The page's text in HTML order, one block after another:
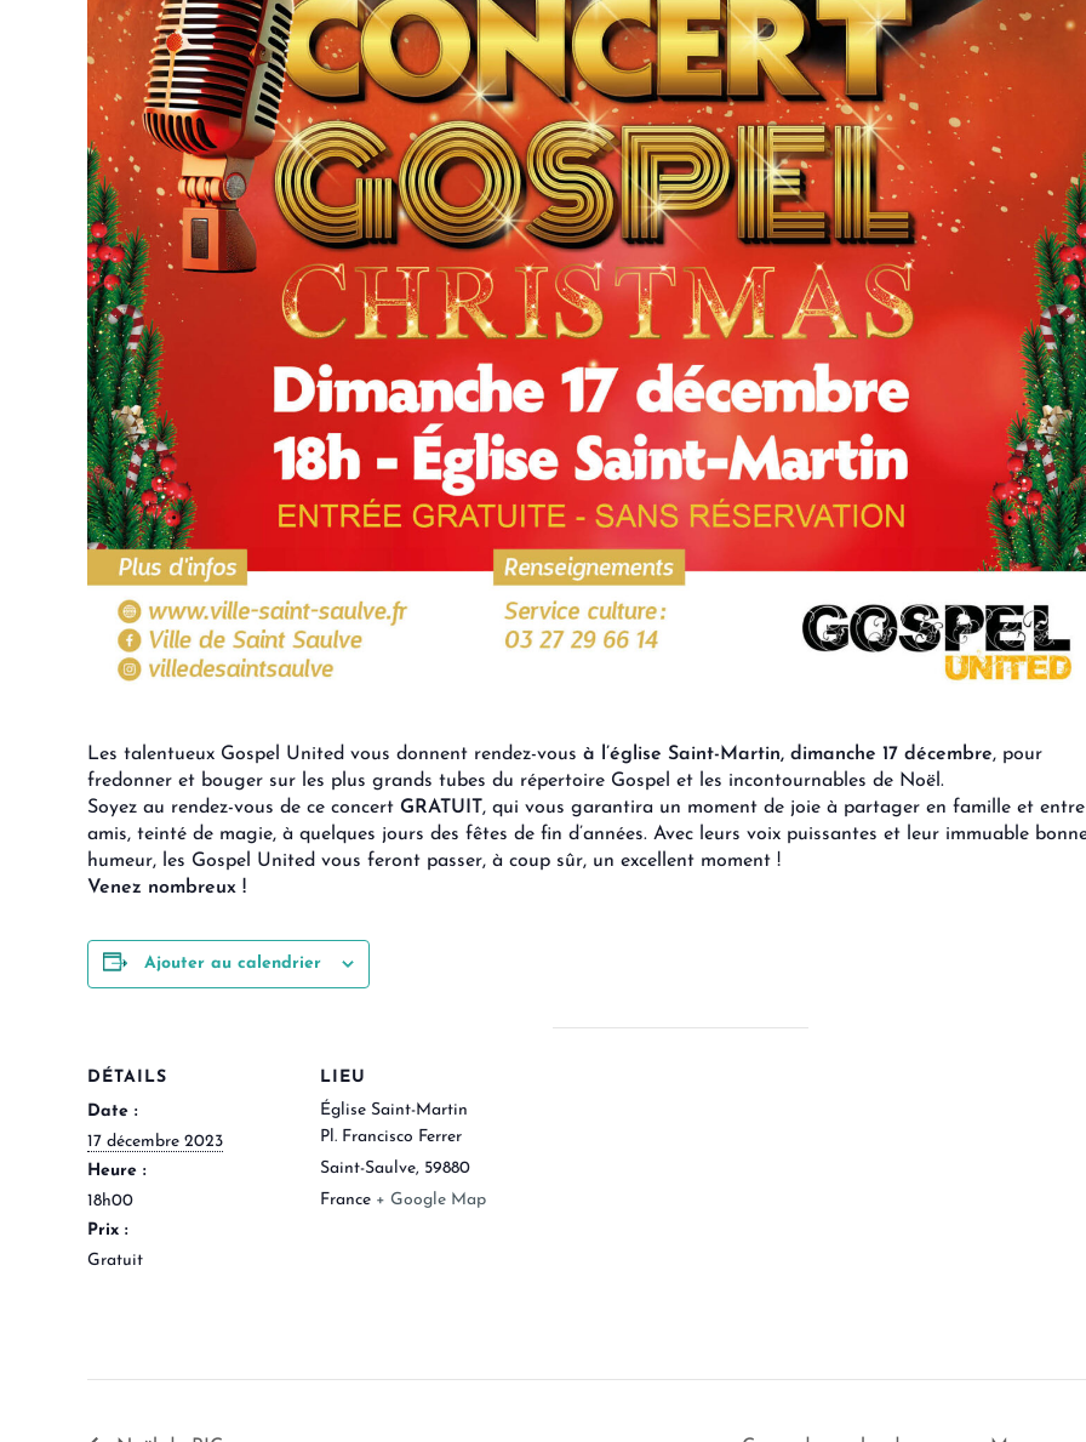
Les talentueux Gospel United vous donnent rendez-vous à l’église Saint-Martin, dimanche 17 décembre, pour
fredonner et bouger sur les plus grands tubes du répertoire Gospel et les incontournables de Noël.
Soyez au rendez-vous de ce concert GRATUIT, qui vous garantira un moment de joie à partager en famille et entre
amis, teinté de magie, à quelques jours des fêtes de fin d’années. Avec leurs voix puissantes et leur immuable
humeur, les Gospel United vous feront passer, à coup sûr, un excellent moment !
Venez nombreux !
Ajouter au calendrier
DÉTAILS
Date :
17 décembre 2023
Heure :
18h00
Prix :
Gratuit
LIEU
Église Saint-Martin
Pl. Francisco Ferrer
Saint-Saulve, 59880
France + Google Map